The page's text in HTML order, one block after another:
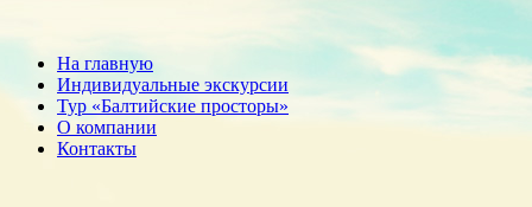
На главную
Индивидуальные экскурсии
Тур «Балтийские просторы»
О компании
Контакты